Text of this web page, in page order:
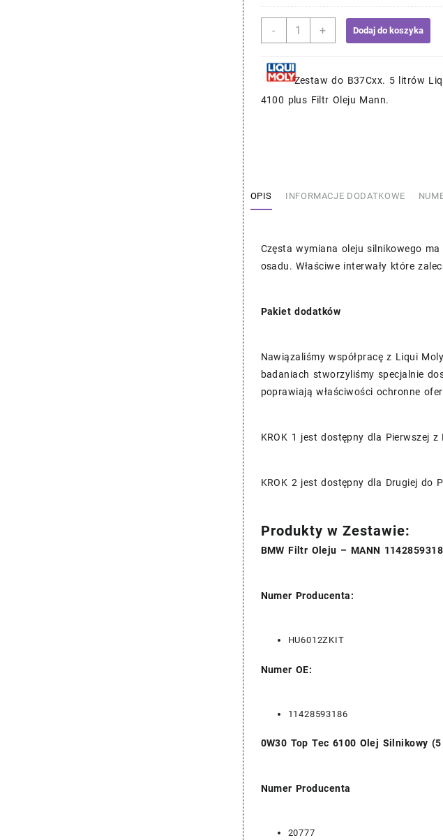
-
ilość
Zestaw
do
Zmiany
+ Dodaj do koszyka
Zestaw do B37Cxx. 5 litrów
4100 plus Filtr Oleju Mann.
OPIS INFORMACJE DODATKOWE
Częsta wymiana oleju silnikowego
osadu. Właściwe interwały które
Pakiet dodatków
Nawiązaliśmy współpracę z Liqui
badaniach stworzyliśmy specjalnie
poprawiają właściwości ochronne
KROK 1 jest dostępny dla Pierwszej z
KROK 2 jest dostępny dla Drugiej do
Produkty w Zestawie:
BMW Filtr Oleju – MANN
Numer Producenta:
HU6012ZKIT
Numer OE:
11428593186
0W30 Top Tec 6100 Olej Silnikowy
Numer Producenta
20777